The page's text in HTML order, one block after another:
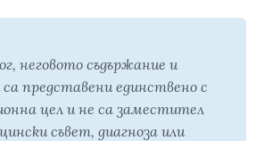
неговото съдържание и
представени единствено с
цел и не са заместител
съвет, диагноза или